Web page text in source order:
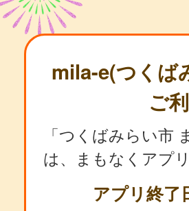
mila-e(つくば
ご
「つくばみらい市
は、まもなくアプ
アプリ終了